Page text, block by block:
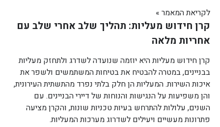
לקריאת המאמר »
קרן חידוש מעליות: תהליך שלב אחרי שלב עם
אחריות מלאה
קרן חידוש מעליות היא יוזמה שנועדה לשדרג ולתחזק מעליות
בבניינים, במטרה להבטיח את בטיחות המשתמשים ולשפר את
איכות השירות. המעליות הן חלק בלתי נפרד מהתשתית העירונית,
והן משפיעות על הנגישות והנוחות של דיירי הבניינים. עם
השנים, עלולות להתרחש בעיות טכניות שונות, והקרן מציעה
פתרונות מעשיים ויעילים לשדרוג מערכות המעליות.